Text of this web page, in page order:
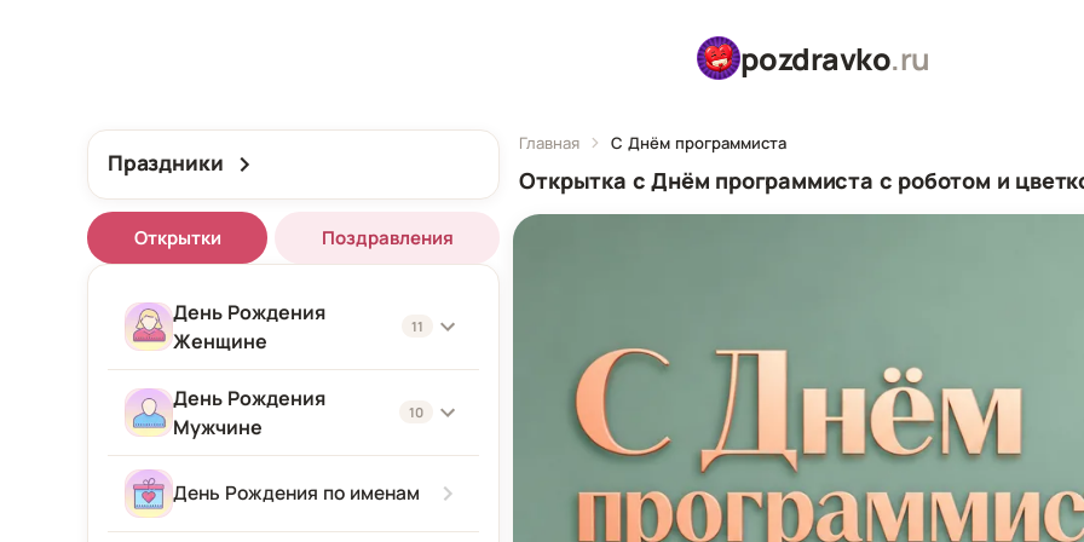
pozdravko.ru
Праздники
Открытки Поздравления
День Рождения
Женщине
11
Женщине
Подруге
Девушке
День Рождения
Мужчине
10
Мужчине
День Рождения по именам
Главная С Днём программиста
Открытка с Днём программиста с роботом и